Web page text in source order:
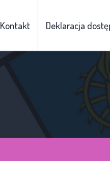
Kontakt Deklaracja